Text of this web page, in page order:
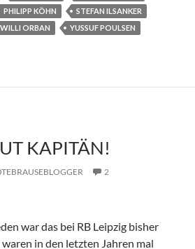
PHILIPP KÖHN
STEFAN ILSANKER
WILLI ORBAN
YUSSUF POULSEN
KAPITÄN!
2
war das bei RB Leipzig bisher
waren in den letzten Jahren mal